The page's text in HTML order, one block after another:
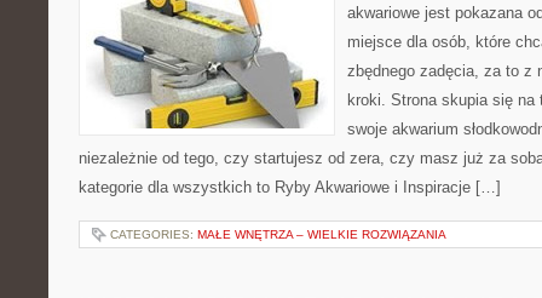
akwariowe jest pokazana
miejsce dla osób, które
zbędnego zadęcia, za to z
kroki. Strona skupia się na
swoje akwarium
niezależnie od tego, czy startujesz od zera, czy masz już za
kategorie dla wszystkich to Ryby Akwariowe i Inspiracje […]
CATEGORIES: MAŁE WNĘTRZA – WIELKIE ROZWIĄZANIA